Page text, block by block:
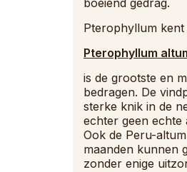
boeiend gedrag.
Pterophyllum
Pterophyllum
is de grootste en
bedragen. De
sterke knik in de
echter geen echte
Ook de Peru-
maanden kunnen
zonder enige